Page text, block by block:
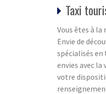
Taxi
Vous êtes à la
Envie de
spécialisés en
envies avec
votre